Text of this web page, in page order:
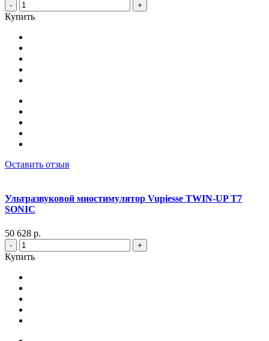
- +
Купить
Оставить отзыв
Ультразвуковой миостимулятор Vupiesse TWIN-UP T7
SONIC
50 628 р.
- +
Купить